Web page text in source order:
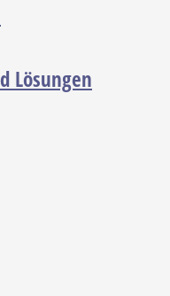
Lösungen